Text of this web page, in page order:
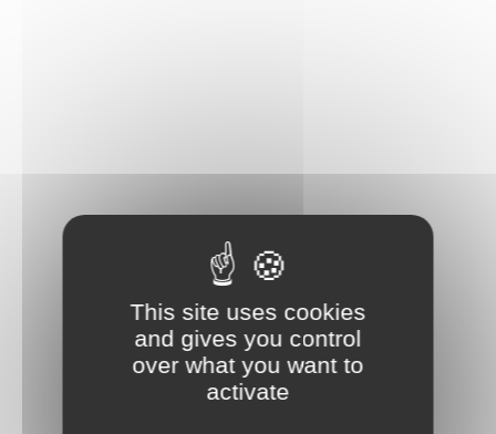
This site uses cookies
and gives you control
over what you want to
activate